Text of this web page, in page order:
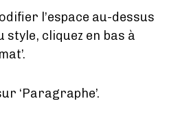
l’espace au-dessus
style, cliquez en bas à
‘Paragraphe’.